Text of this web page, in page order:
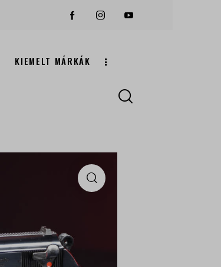
KIEMELT MÁRKÁK